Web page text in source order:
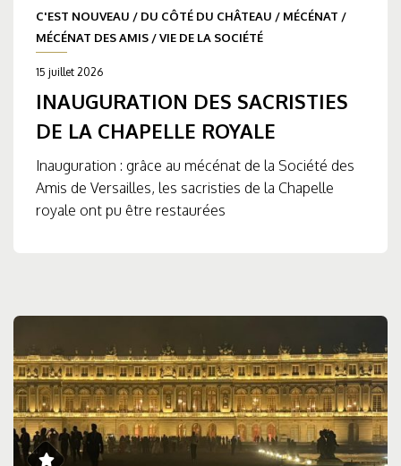
C'EST NOUVEAU / DU CÔTÉ DU CHÂTEAU / MÉCÉNAT /
MÉCÉNAT DES AMIS /VIE DE LA SOCIÉTÉ
15 juillet 2026
INAUGURATION DES SACRISTIES
DE LA CHAPELLE ROYALE
Inauguration : grâce au mécénat de la Société des
Amis de Versailles, les sacristies de la Chapelle
royale ont pu être restaurées